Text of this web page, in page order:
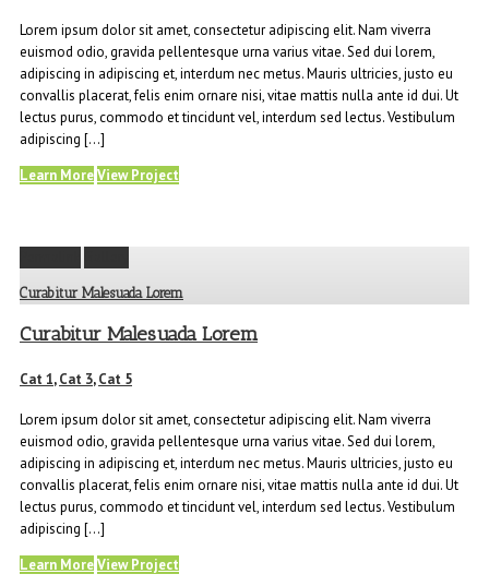
Lorem ipsum dolor sit amet, consectetur adipiscing elit. Nam viverra
euismod odio, gravida pellentesque urna varius vitae. Sed dui lorem,
adipiscing in adipiscing et, interdum nec metus. Mauris ultricies, justo eu
convallis placerat, felis enim ornare nisi, vitae mattis nulla ante id dui. Ut
lectus purus, commodo et tincidunt vel, interdum sed lectus. Vestibulum
adipiscing […]
Learn MoreView Project
Curabitur Malesuada Lorem
Curabitur Malesuada Lorem
Cat 1,Cat 3,Cat 5
Lorem ipsum dolor sit amet, consectetur adipiscing elit. Nam viverra
euismod odio, gravida pellentesque urna varius vitae. Sed dui lorem,
adipiscing in adipiscing et, interdum nec metus. Mauris ultricies, justo eu
convallis placerat, felis enim ornare nisi, vitae mattis nulla ante id dui. Ut
lectus purus, commodo et tincidunt vel, interdum sed lectus. Vestibulum
adipiscing […]
Learn MoreView Project